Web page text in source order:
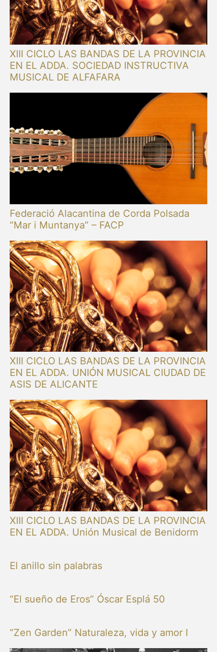
XIII CICLO LAS BANDAS DE LA PROVINCIA
EN EL ADDA. SOCIEDAD INSTRUCTIVA
MUSICAL DE ALFAFARA
Federació Alacantina de Corda Polsada
“Mar i Muntanya” – FACP
XIII CICLO LAS BANDAS DE LA PROVINCIA
EN EL ADDA. UNIÓN MUSICAL CIUDAD DE
ASIS DE ALICANTE
XIII CICLO LAS BANDAS DE LA PROVINCIA
EN EL ADDA. Unión Musical de Benidorm
El anillo sin palabras
“El sueño de Eros” Óscar Esplá 50
“Zen Garden” Naturaleza, vida y amor I